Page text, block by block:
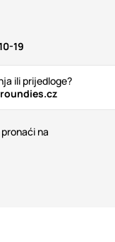
19
ili prijedloge?
na